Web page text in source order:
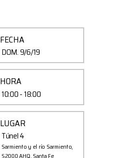
FECHA
DOM. 9/6/19
HORA
10:00 - 18:00
LUGAR
Túnel 4
Sarmiento y el río Sarmiento,
S2000 AHQ, Santa Fe